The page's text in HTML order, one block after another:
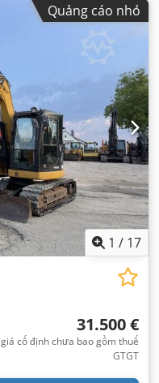
Quảng cáo nhỏ
1 / 17
31.500 €
giá cố định chưa bao gồm thuế
GTGT